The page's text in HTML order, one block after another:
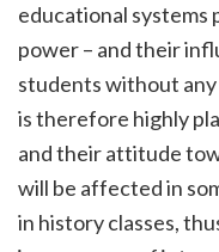
educational systems
power – and their
students without
is therefore highly
and their attitude
will be affected in
in history classes,